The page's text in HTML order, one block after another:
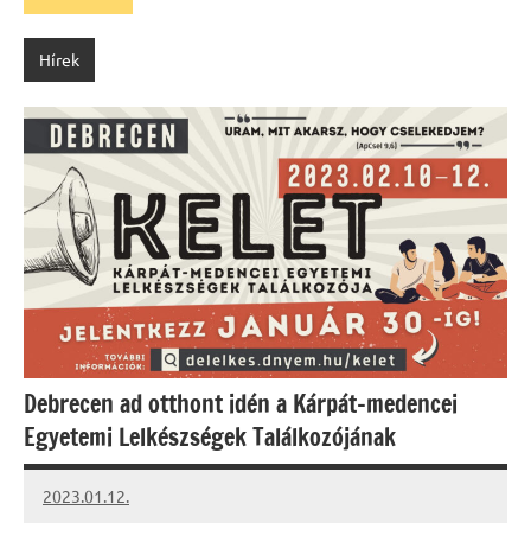
Hírek
Debrecen ad otthont idén a Kárpát-medencei
Egyetemi Lelkészségek Találkozójának
2023.01.12.
kovacs.agi